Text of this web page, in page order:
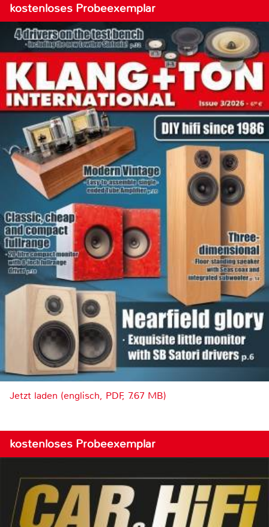
kostenloses Probeexemplar
Jetzt laden (englisch, PDF, 7.67 MB)
kostenloses Probeexemplar